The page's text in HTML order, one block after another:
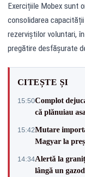
Exercițiile Mobex sunt
consolidarea
rezerviștilor voluntari,
pregătire desfășurate
CITEȘTE ȘI
15:50Complot
că plănuiau
15:42Mutare
Magyar la
14:34Alertă la
lângă un